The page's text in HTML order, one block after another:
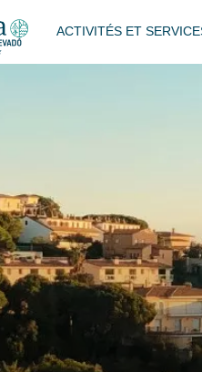
ACTIVITÉS ET